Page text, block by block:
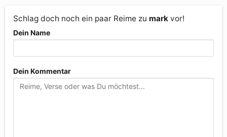
Schlag doch noch ein paar Reime zu mark vor!
Dein Name
Dein Kommentar